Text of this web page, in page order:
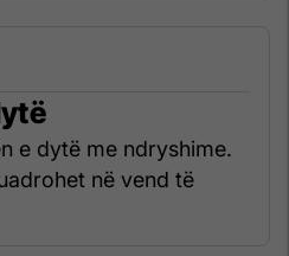
e dytë me ndryshime.
në vend të